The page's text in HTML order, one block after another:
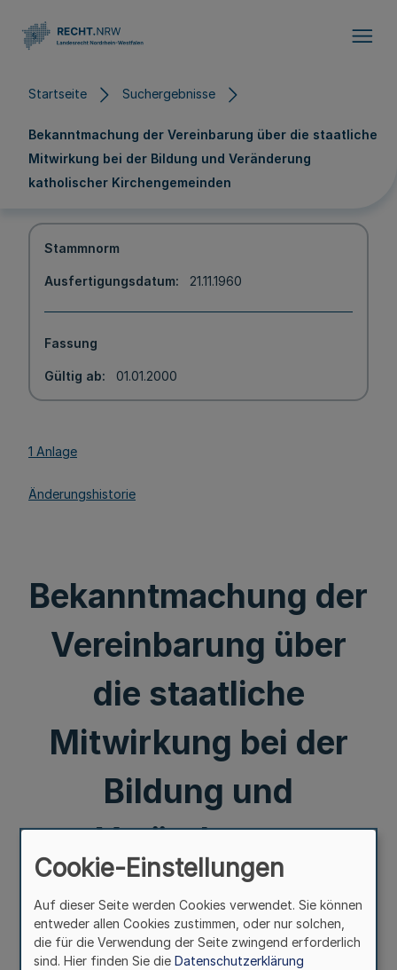
Startseite Suchergebnisse
Bekanntmachung der Vereinbarung über die staatliche
Mitwirkung bei der Bildung und Veränderung
katholischer Kirchengemeinden
Stammnorm
Ausfertigungsdatum 21.11.1960
Fassung
Gültig ab 01.01.2000
1 Anlage
Änderungshistorie
Bekanntmachung der
Vereinbarung über
die staatliche
Mitwirkung bei der
Bildung und
Veränderung
katholischer
Kirchengemeinden
Cookie-Einstellungen
Auf dieser Seite werden Cookies verwendet. Sie können
entweder allen Cookies zustimmen, oder nur solchen,
die für die Verwendung der Seite zwingend erforderlich
sind. Hier finden Sie die Datenschutzerklärung